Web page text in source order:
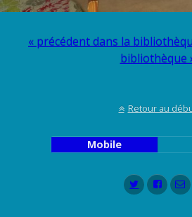
« précédent dans la
bibliothèque
Retour au
Mobile